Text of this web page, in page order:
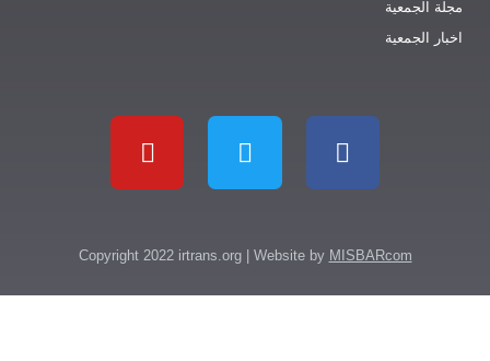
Copyright 2022 irtrans.org | Website byMISBARcom